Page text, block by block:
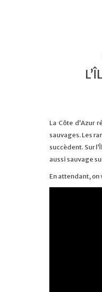
La Côte d’Azur
sauvages. Les
succèdent. Sur
aussi sauvage
En attendant, on